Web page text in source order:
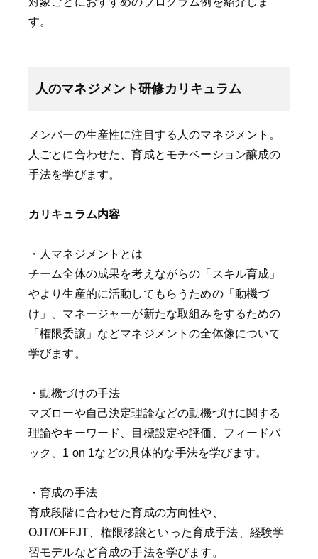
す。
人のマネジメント研修カリキュラム
メンバーの生産性に注目する人のマネジメント。
人ごとに合わせた、育成とモチベーション醸成の
手法を学びます。
カリキュラム内容
・人マネジメントとは
チーム全体の成果を考えながらの「スキル育成」
やより生産的に活動してもらうための「動機づ
け」、マネージャーが新たな取組みをするための
「権限委譲」などマネジメントの全体像について
学びます。
・動機づけの手法
マズローや自己決定理論などの動機づけに関する
理論やキーワード、目標設定や評価、フィードバ
ック、1 on 1などの具体的な手法を学びます。
・育成の手法
育成段階に合わせた育成の方向性や、
OJT/OFFJT、権限移譲といった育成手法、経験学
習モデルなど育成の手法を学びます。